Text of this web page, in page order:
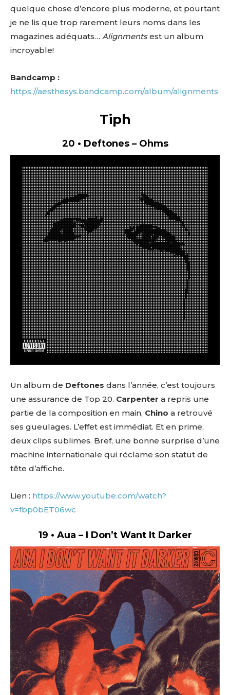
quelque chose d’encore plus moderne, et pourtant
je ne lis que trop rarement leurs noms dans les
magazines adéquats… Alignmentsest un album
incroyable!
Bandcamp :
https://aesthesys.bandcamp.com/album/alignments
Tiph
20 • Deftones – Ohms
Un album de Deftones dans l’année, c’est toujours
une assurance de Top 20. Carpenter a repris une
partie de la composition en main, Chino a retrouvé
ses gueulages. L’effet est immédiat. Et en prime,
deux clips sublimes. Bref, une bonne surprise d’une
machine internationale qui réclame son statut de
tête d’affiche.
Lien : https://www.youtube.com/watch?
v=fbp0bET06wc
19 • Aua – I Don’t Want It Darker